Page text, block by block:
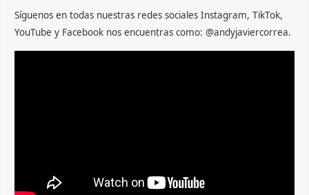
Síguenos en todas nuestras redes sociales Instagram, TikTok,
YouTube y Facebook nos encuentras como: @andyjaviercorrea.